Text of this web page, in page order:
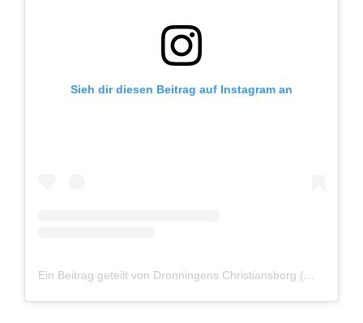
Sieh dir diesen Beitrag auf Instagram an
Ein Beitrag geteilt von Dronningens Christiansborg (@christiansborgslot)